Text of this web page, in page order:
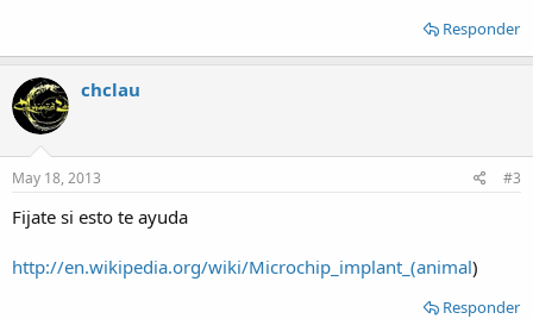
Responder
chclau
May 18, 2013 #3
Fijate si esto te ayuda
http://en.wikipedia.org/wiki/Microchip_implant_(animal)
Responder